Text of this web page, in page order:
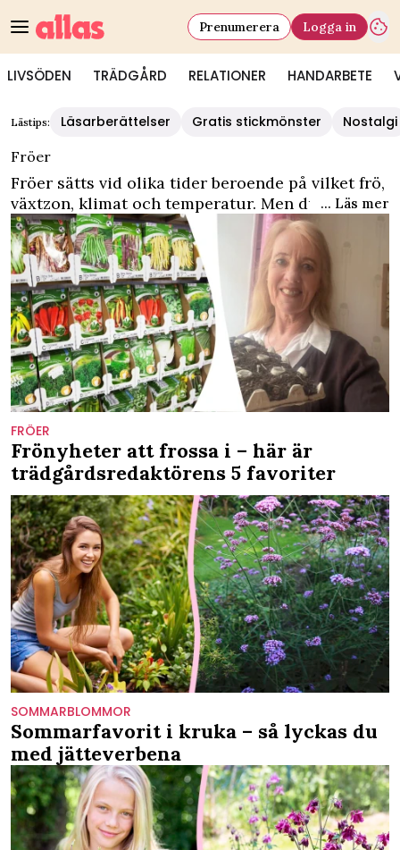
LIVSÖDEN TRÄDGÅRD RELATIONER HANDARBETE
Prenumerera Logga in
Lästips: Läsarberättelser Gratis stickmönster
Nostalgi
Fröer
Fröer sätts vid olika tider beroende på vilket frö,
växtzon, klimat och temperatur. Men du kan
förvara fröer på olika sätt beroende på vilken
växt det handlar om. Det tar dessutom olika lång
tid för fröer att gro, också det beroende på vilket
frö det är du planterat och omständigheterna
kring det. På vårkategorisida för trädgård
du ännu fler trädgårdstips.
... Läs mer
FRÖER
Frönyheter att frossa i – här är
trädgårdsredaktörens 5 favoriter
SOMMARBLOMMOR
Sommarfavorit i kruka – så lyckas du
med jätteverbena